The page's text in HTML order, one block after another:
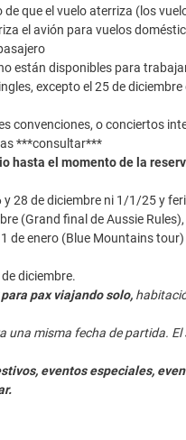
de que el vuelo aterriza (los
el avión para vuelos
están disponibles para
excepto el 25 de
convenciones, o conciertos
***consultar***
hasta el momento de la
28 de diciembre ni 1/1/25 y
(Grand final de Aussie
de enero (Blue Mountains
diciembre.
pax viajando solo,
una misma fecha de partida.
eventos especiales,